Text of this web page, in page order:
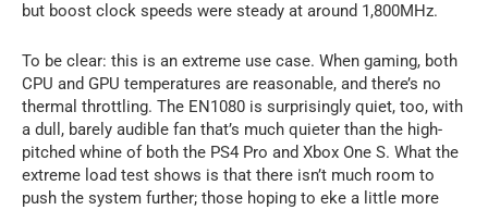
but boost clock speeds were steady at around 1,800MHz.
To be clear: this is an extreme use case. When gaming, both
CPU and GPU temperatures are reasonable, and there’s no
thermal throttling. The EN1080 is surprisingly quiet, too, with
a dull, barely audible fan that’s much quieter than the high-
pitched whine of both the PS4 Pro and Xbox One S. What the
extreme load test shows is that there isn’t much room to
push the system further; those hoping to eke a little more